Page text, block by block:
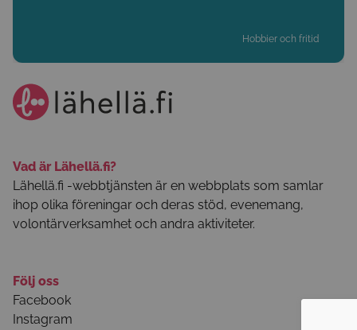
Hobbier och fritid
Vad är Lähellä.fi?
Lähellä.fi -webbtjänsten är en webbplats som samlar
ihop olika föreningar och deras stöd, evenemang,
volontärverksamhet och andra aktiviteter.
Följ oss
Facebook
Instagram